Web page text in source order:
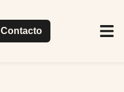
Contacto